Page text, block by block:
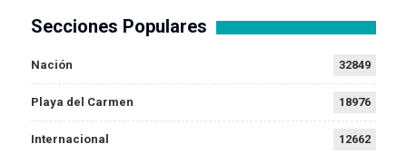
Secciones Populares
Nación 32849
Playa del Carmen 18976
Internacional 12662